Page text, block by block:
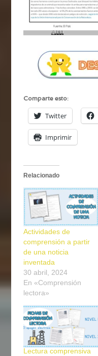
Comparte esto:
Twitter
Imprimir
Relacionado
Actividades de
comprensión a partir
de una noticia
inventada
30 abril, 2024
En «Comprensión
lectora»
Lectura comprensiva